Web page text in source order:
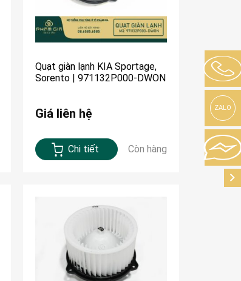
Quạt giàn lạnh KIA Sportage,
Sorento | 971132P000-DWON
Giá liên hệ
Chi tiết Còn hàng
ZALO